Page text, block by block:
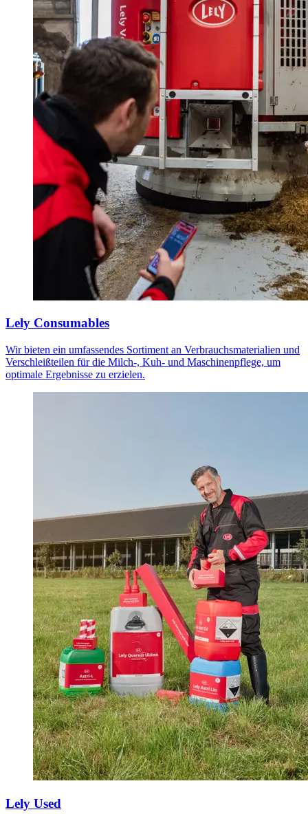
Lely Consumables
Wir bieten ein umfassendes Sortiment an Verbrauchsmaterialien und
Verschleißteilen für die Milch-, Kuh- und Maschinenpflege, um
optimale Ergebnisse zu erzielen.
Lely Used